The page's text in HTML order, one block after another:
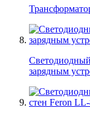
зарядным